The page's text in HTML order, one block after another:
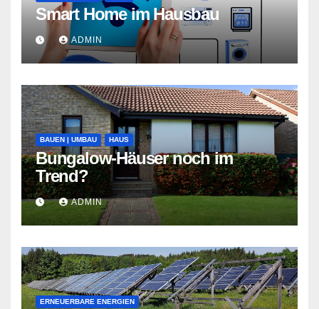
Smart Home im Hausbau
ADMIN
BAUEN | UMBAU HAUS
Bungalow-Häuser noch im
Trend?
ADMIN
ERNEUERBARE ENERGIEN